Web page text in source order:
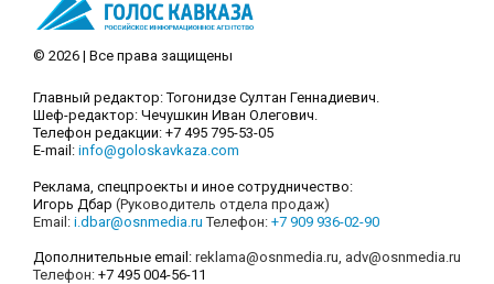
© 2026 | Все права защищены
Главный редактор: Тогонидзе Султан Геннадиевич.
Шеф-редактор: Чечушкин Иван Олегович.
Телефон редакции: +7 495 795-53-05
E-mail: info@goloskavkaza.com
Реклама, спецпроекты и иное сотрудничество:
Игорь Дбар (Руководитель отдела продаж)
Email: i.dbar@osnmedia.ru Телефон: +7 909 936-02-90
Дополнительные email: reklama@osnmedia.ru, adv@osnmedia.ru
Телефон: +7 495 004-56-11